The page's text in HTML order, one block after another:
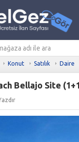
Konut Satılık Daire
Bellajo Site